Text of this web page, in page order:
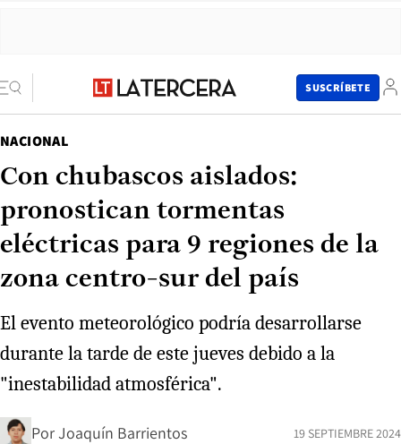
SUSCRÍBETE
NACIONAL
Con chubascos aislados:
pronostican tormentas
eléctricas para 9 regiones de la
zona centro-sur del país
El evento meteorológico podría desarrollarse
durante la tarde de este jueves debido a la
"inestabilidad atmosférica".
PorJoaquín Barrientos 19 SEPTIEMBRE 2024